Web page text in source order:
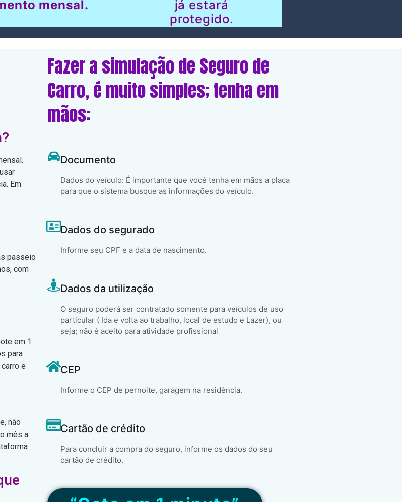
mensal.
já estará
protegido.
Em
passeio
com
em 1
para
e
não
mês a
Fazer a simulação de Seguro de
Carro, é muito simples; tenha em
mãos:
Documento
Dados do veículo: É importante que você tenha em mãos a placa
para que o sistema busque as informações do veículo.
Dados do segurado
Informe seu CPF e a data de nascimento.
Dados da utilização
O seguro poderá ser contratado somente para veículos de uso
particular ( Ida e volta ao trabalho, local de estudo e Lazer), ou
seja; não é aceito para atividade profissional
CEP
Informe o CEP de pernoite, garagem na residência.
Cartão de crédito
Para concluir a compra do seguro, informe os dados do seu
cartão de crédito.